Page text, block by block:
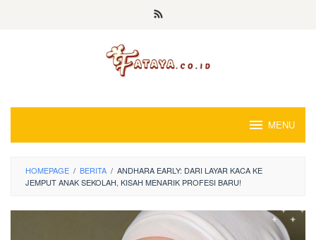
MENU
HOMEPAGE / BERITA / ANDHARA EARLY: DARI LAYAR KACA KE
JEMPUT ANAK SEKOLAH, KISAH MENARIK PROFESI BARU!